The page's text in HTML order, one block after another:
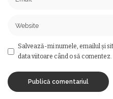
Salvează-mi numele, emailul și
data viitoare când o să comentez.